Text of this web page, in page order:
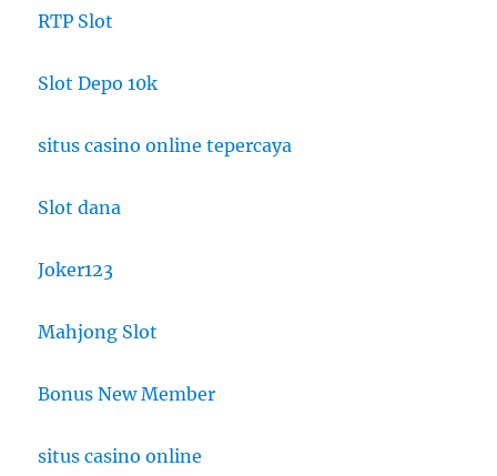
RTP Slot
Slot Depo 10k
situs casino online tepercaya
Slot dana
Joker123
Mahjong Slot
Bonus New Member
situs casino online